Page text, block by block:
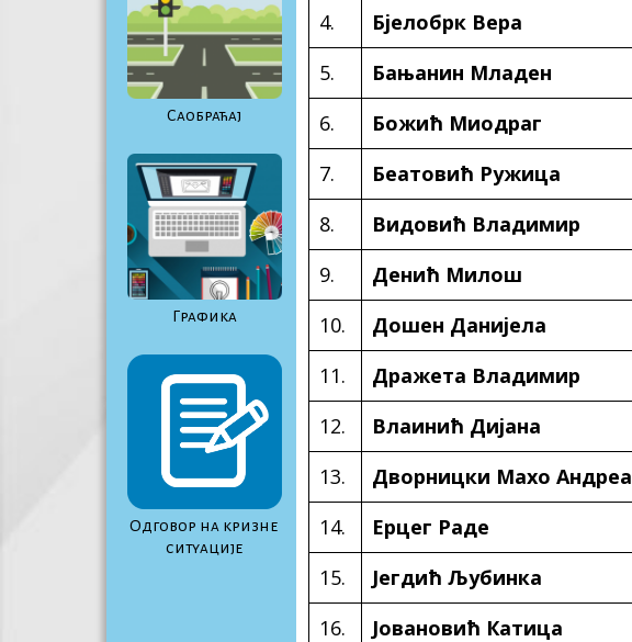
4.
Бјелобрк Вера
5.
Бањанин Младен
6.
Божић Миодраг
7.
Беатовић Ружица
8.
Видовић Владимир
9.
Денић Милош
10.
Дошен Данијела
11.
Дражета Владимир
12.
Влаинић Дијана
13.
Дворницки Махо Андреа
14.
Ерцег Раде
15.
Јегдић Љубинка
16.
Јовановић Катица
Саобраћај
Графика
Одговор на кризне
ситуације